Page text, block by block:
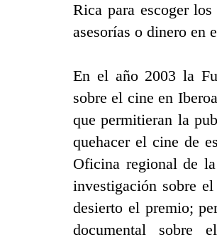
Rica para escoger
asesorías o dinero en
En el año 2003 la
sobre el cine en
que permitieran la
quehacer el cine de
Oficina regional de
investigación sobre
desierto el premio;
documental sobre